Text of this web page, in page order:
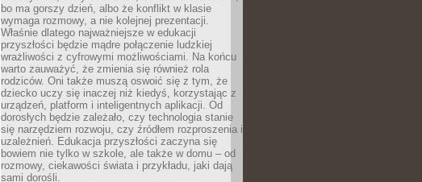
bo ma gorszy dzień, albo że konflikt w klasie
wymaga rozmowy, a nie kolejnej prezentacji.
Właśnie dlatego najważniejsze w edukacji
przyszłości będzie mądre połączenie ludzkiej
wrażliwości z cyfrowymi możliwościami. Na końcu
warto zauważyć, że zmienia się również rola
rodziców. Oni także muszą oswoić się z tym, że
dziecko uczy się inaczej niż kiedyś, korzystając z
urządzeń, platform i inteligentnych aplikacji. Od
dorosłych będzie zależało, czy technologia stanie
się narzędziem rozwoju, czy źródłem rozproszenia i
uzależnień. Edukacja przyszłości zaczyna się
bowiem nie tylko w szkole, ale także w domu – od
rozmowy, ciekawości świata i przykładu, jaki dają
sami dorośli.